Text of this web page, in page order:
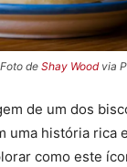
Foto de Shay Woodvia
de um dos
uma história rica
como este